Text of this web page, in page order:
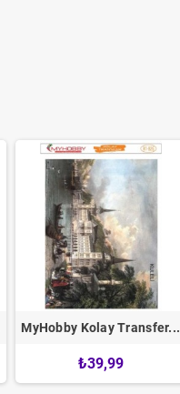
MyHobby Kolay Transfer...
₺39,99